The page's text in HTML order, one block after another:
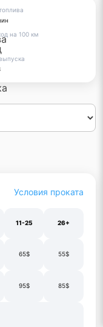
на 100 км
Условия проката
11-25 26+
65$ 55$
95$ 85$